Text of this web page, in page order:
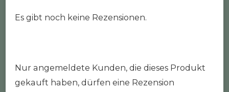
Es gibt noch keine Rezensionen.
Nur angemeldete Kunden, die dieses Produkt
gekauft haben, dürfen eine Rezension